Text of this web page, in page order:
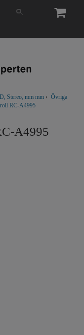
Stereo, mm mm › Övriga
RC-A4995
A4995